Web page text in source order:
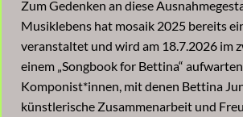
Zum Gedenken an diese
Musiklebens hat mosaik 2025 bereits
veranstaltet und wird am 18.7.2026 im
einem „Songbook for Bettina“
Komponist*innen, mit denen Bettina
künstlerische Zusammenarbeit und